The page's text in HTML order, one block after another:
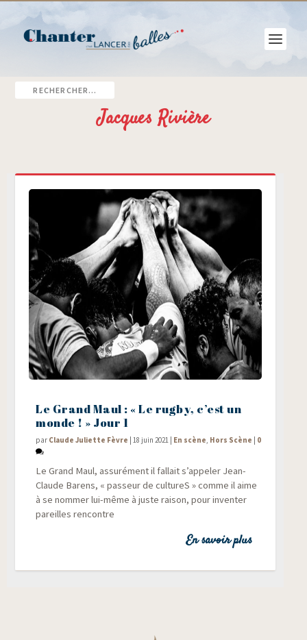
Jacques Rivière
Le Grand Maul : « Le rugby, c’est un
monde ! » Jour 1
par Claude Juliette Fèvre | 18 juin 2021 | En scène Hors Scène | 0
Le Grand Maul, assu­ré­ment il fal­lait s’appeler Jean-
Claude Barens, « pas­seur de cultureS » comme il aime
à se nom­mer lui-même à juste rai­son, pour inven­ter
pareilles rencontre
En savoir plus